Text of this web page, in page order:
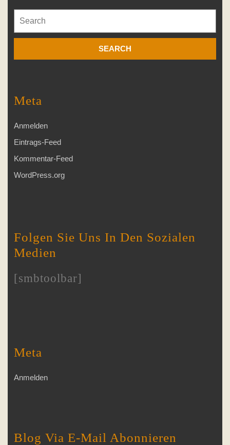
for:
Meta
Anmelden
Eintrags-Feed
Kommentar-Feed
WordPress.org
Folgen Sie Uns In Den Sozialen
Medien
[smbtoolbar]
Meta
Anmelden
Blog Via E-Mail Abonnieren